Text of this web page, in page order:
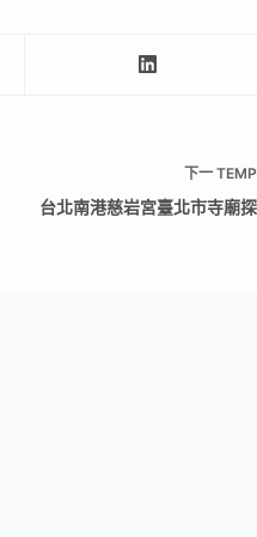
下一
台北南港慈岩宮臺北市寺廟